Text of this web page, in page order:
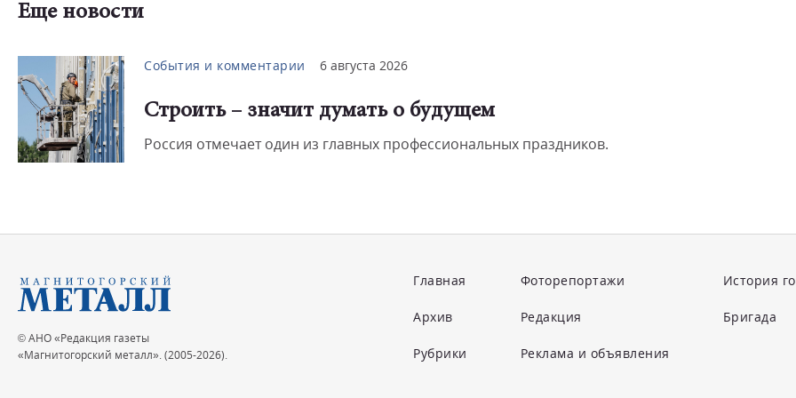
Еще новости
События и комментарии 6 августа 2026
Строить – значит думать о будущем
Россия отмечает один из главных профессиональных праздников.
© АНО «Редакция газеты
«Магнитогорский металл». (2005-2026).
Главная
Архив
Рубрики
Фоторепортажи
Редакция
Реклама и объявления
История
Бригада